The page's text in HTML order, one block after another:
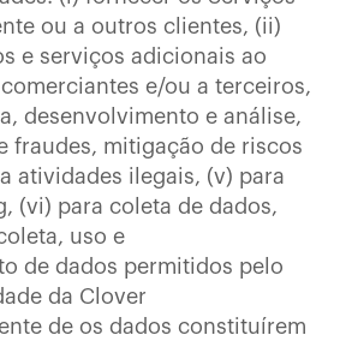
ou a outros clientes, (ii)
e serviços adicionais ao
e/ou a terceiros,
desenvolvimento e análise,
fraudes, mitigação de riscos
atividades ilegais, (v) para
(vi) para coleta de dados,
uso e
de dados permitidos pelo
da Clover
de os dados constituírem